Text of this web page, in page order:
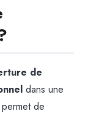
de
dans une
de